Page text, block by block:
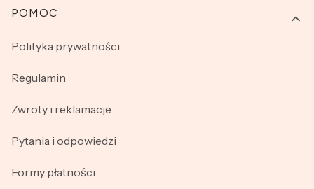
Linki w stopce
POMOC
Polityka prywatności
Regulamin
Zwroty i reklamacje
Pytania i odpowiedzi
Formy płatności